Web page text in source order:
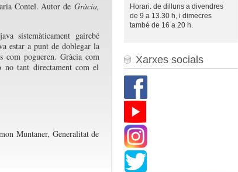
Contel. Autor de Gràcia,
sistemàticament gairebé
estar a punt de doblegar la
com pogueren. Gràcia com
no tant directament com el
Muntaner, Generalitat de
Horari: de dilluns a divendres
de 9 a 13.30 h, i dimecres
també de 16 a 20 h.
Xarxes socials